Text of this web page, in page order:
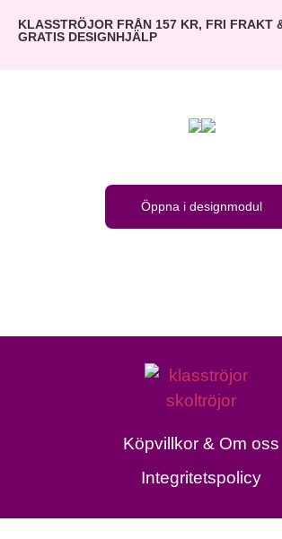
KLASSTRÖJOR FRÅN 157 KR, FRI FRAKT
GRATIS DESIGNHJÄLP
Öppna i designmodul
Köpvillkor & Om oss
Integritetspolicy